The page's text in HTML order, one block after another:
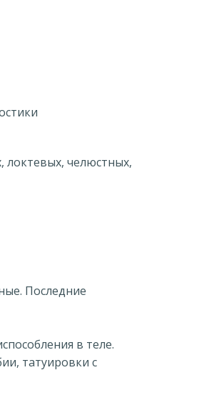
локтевых, челюстных,
Последние
в теле.
татуировки с